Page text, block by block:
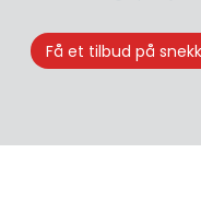
Få et tilbud på